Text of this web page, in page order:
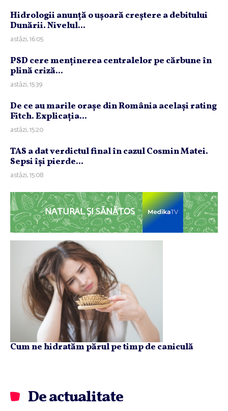
Hidrologii anunţă o uşoară creştere a debitului
Dunării. Nivelul...
astăzi, 16:05
PSD cere menţinerea centralelor pe cărbune în
plină criză...
astăzi, 15:39
De ce au marile oraşe din România acelaşi rating
Fitch. Explicaţia...
astăzi, 15:20
TAS a dat verdictul final în cazul Cosmin Matei.
Sepsi îşi pierde...
astăzi, 15:08
NATURAL ȘI SĂNĂTOS
Cum ne hidratăm părul pe timp de caniculă
De actualitate